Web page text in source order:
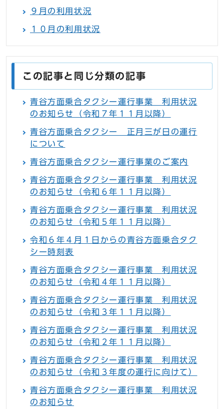
９月の利用状況
１０月の利用状況
この記事と同じ分類の記事
青谷方面乗合タクシー運行事業 利用状況
のお知らせ（令和７年１１月以降）
青谷方面乗合タクシー 正月三が日の運行
について
青谷方面乗合タクシー運行事業のご案内
青谷方面乗合タクシー運行事業 利用状況
のお知らせ（令和６年１１月以降）
青谷方面乗合タクシー運行事業 利用状況
のお知らせ（令和５年１１月以降）
令和６年４月１日からの青谷方面乗合タク
シー時刻表
青谷方面乗合タクシー運行事業 利用状況
のお知らせ（令和４年１１月以降）
青谷方面乗合タクシー運行事業 利用状況
のお知らせ（令和３年１１月以降）
青谷方面乗合タクシー運行事業 利用状況
のお知らせ（令和２年１１月以降）
青谷方面乗合タクシー運行事業 利用状況
のお知らせ（令和３年度の運行に向けて）
青谷方面乗合タクシー運行事業 利用状況
のお知らせ